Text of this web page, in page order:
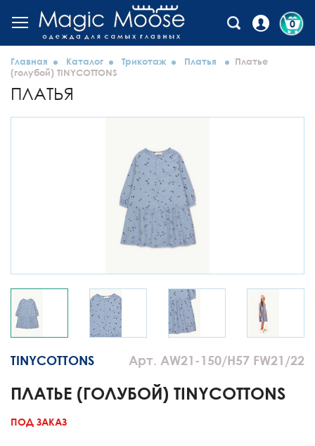
0
Главная Каталог Трикотаж Платья
Платье
(голубой) TINYCOTTONS
ПЛАТЬЯ
Арт. AW21-150/H57 FW21/22
TINYCOTTONS
ПЛАТЬЕ (ГОЛУБОЙ) TINYCOTTONS
ПОД ЗАКАЗ